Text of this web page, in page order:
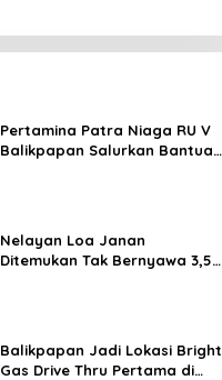
Pertamina Patra Niaga RU V
Balikpapan Salurkan Bantuan
Nelayan Loa Janan
Ditemukan Tak Bernyawa 3,5
Balikpapan Jadi Lokasi Bright
Gas Drive Thru Pertama di